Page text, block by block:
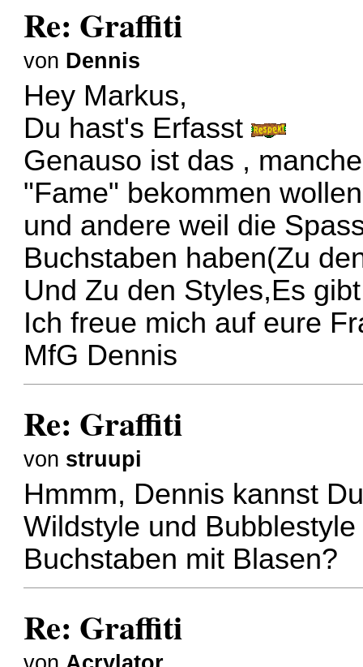
Re: Graffiti
von Dennis
Hey Markus,
Du hast's Erfasst
Genauso ist das ,
"Fame" bekommen
und andere weil die
Buchstaben haben(Zu
Und Zu den Styles,Es
Ich freue mich auf eure
MfG Dennis
Re: Graffiti
von struupi
Hmmm, Dennis kannst
Wildstyle und
Buchstaben mit Blasen?
Re: Graffiti